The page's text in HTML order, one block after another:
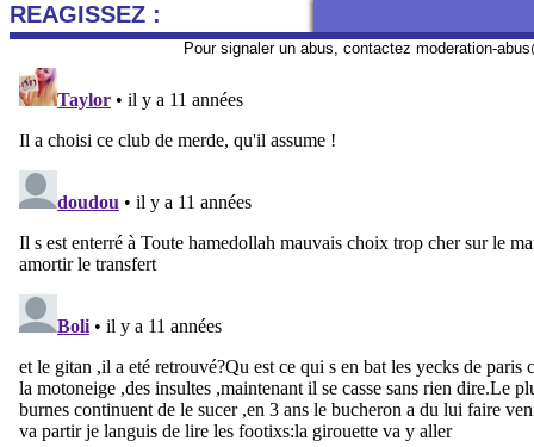
REAGISSEZ :
Pour signaler un abus, contactez moderation-